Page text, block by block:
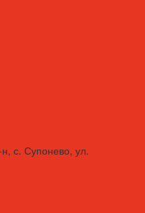
с. Супонево, ул.